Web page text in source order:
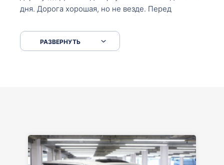
дня. Дорога хорошая, но не везде. Перед
серпантинах по пути следования.
РАЗВЕРНУТЬ